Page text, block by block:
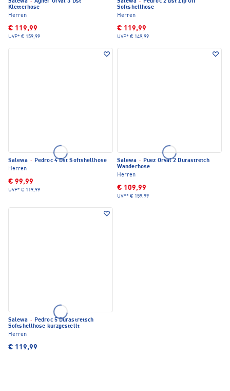
Salewa · Agner Orval 3 Dst
Kletterhose
Herren
€ 119,99
UVP* € 159,99
Salewa · Pedroc 2 Dst Zip Off
Softshellhose
Herren
€ 119,99
UVP* € 149,99
Salewa · Pedroc 4 Dst Softshellhose
Herren
€ 99,99
UVP* € 119,99
Salewa · Puez Orval 2 Durastretch
Wanderhose
Herren
€ 109,99
UVP* € 159,99
Salewa · Pedroc 5 Durastretsch
Softshellhose kurzgestellt
Herren
€ 119,99